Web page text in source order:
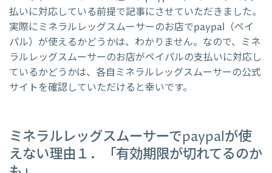
払いに対応している前提で記事にさせていただきました。
実際にミネラルレッグスムーサーのお店でpaypal（ペイ
パル）が使えるかどうかは、わかりません。なので、ミネ
ラルレッグスムーサーのお店がペイパルの支払いに対応し
ているかどうかは、各自ミネラルレッグスムーサーの公式
サイトを確認していただけると幸いです。
ミネラルレッグスムーサーでpaypalが使
えない理由１．「有効期限が切れてるのか